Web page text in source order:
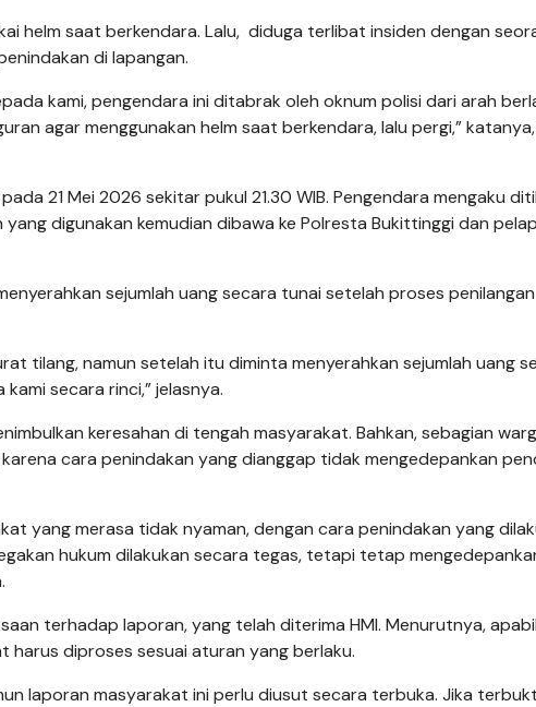
helm saat berkendara. Lalu, diduga terlibat insiden dengan
di lapangan.
kami, pengendara ini ditabrak oleh oknum polisi dari arah
agar menggunakan helm saat berkendara, lalu pergi,” katanya,
21 Mei 2026 sekitar pukul 21.30 WIB. Pengendara mengaku
digunakan kemudian dibawa ke Polresta Bukittinggi dan
sejumlah uang secara tunai setelah proses penilangan
tilang, namun setelah itu diminta menyerahkan sejumlah uang
secara rinci,” jelasnya.
keresahan di tengah masyarakat. Bahkan, sebagian
cara penindakan yang dianggap tidak mengedepankan
yang merasa tidak nyaman, dengan cara penindakan yang
hukum dilakukan secara tegas, tetapi tetap
terhadap laporan, yang telah diterima HMI. Menurutnya,
harus diproses sesuai aturan yang berlaku.
laporan masyarakat ini perlu diusut secara terbuka. Jika